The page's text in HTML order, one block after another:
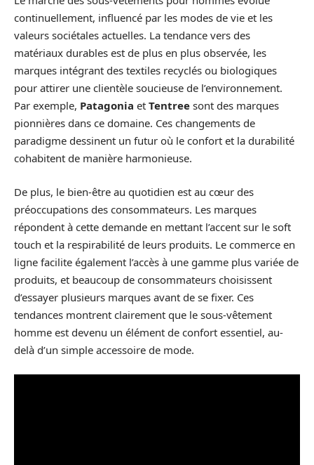
continuellement, influencé par les modes de vie et les
valeurs sociétales actuelles. La tendance vers des
matériaux durables est de plus en plus observée, les
marques intégrant des textiles recyclés ou biologiques
pour attirer une clientèle soucieuse de l’environnement.
Par exemple, Patagonia et Tentree sont des marques
pionnières dans ce domaine. Ces changements de
paradigme dessinent un futur où le confort et la durabilité
cohabitent de manière harmonieuse.
De plus, le bien-être au quotidien est au cœur des
préoccupations des consommateurs. Les marques
répondent à cette demande en mettant l’accent sur le soft
touch et la respirabilité de leurs produits. Le commerce en
ligne facilite également l’accès à une gamme plus variée de
produits, et beaucoup de consommateurs choisissent
d’essayer plusieurs marques avant de se fixer. Ces
tendances montrent clairement que le sous-vêtement
homme est devenu un élément de confort essentiel, au-
delà d’un simple accessoire de mode.